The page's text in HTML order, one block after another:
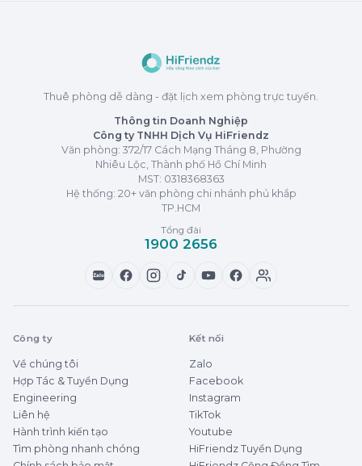
Thuê phòng dễ dàng - đặt lịch xem phòng trực tuyến.
Thông tin Doanh Nghiệp
Công ty TNHH Dịch Vụ HiFriendz
Văn phòng: 372/17 Cách Mạng Tháng 8, Phường
Nhiêu Lộc, Thành phố Hồ Chí Minh
MST: 0318368363
Hệ thống: 20+ văn phòng chi nhánh phủ khắp
TP.HCM
Tổng đài
1900 2656
Zalo
Công ty
Về chúng tôi
Hợp Tác & Tuyển Dụng
Engineering
Liên hệ
Hành trình kiến tạo
Tìm phòng nhanh chóng
Kết nối
Zalo
Facebook
Instagram
TikTok
Youtube
HiFriendz Tuyển Dụng